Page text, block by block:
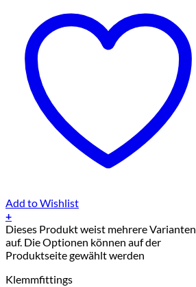
Add to Wishlist
+
Dieses Produkt weist mehrere Varianten
auf. Die Optionen können auf der
Produktseite gewählt werden
Klemmfittings